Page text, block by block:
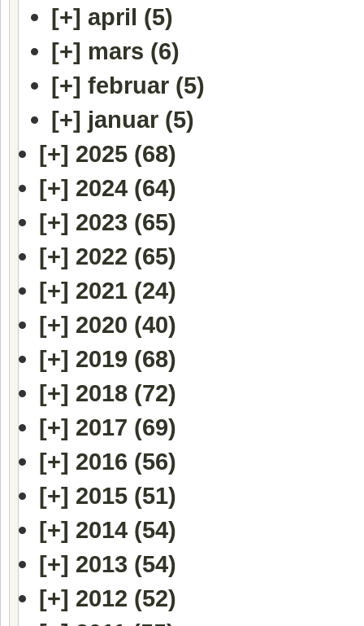
[+] april (5)
[+] mars (6)
[+] februar (5)
[+] januar (5)
[+] 2025 (68)
[+] 2024 (64)
[+] 2023 (65)
[+] 2022 (65)
[+] 2021 (24)
[+] 2020 (40)
[+] 2019 (68)
[+] 2018 (72)
[+] 2017 (69)
[+] 2016 (56)
[+] 2015 (51)
[+] 2014 (54)
[+] 2013 (54)
[+] 2012 (52)